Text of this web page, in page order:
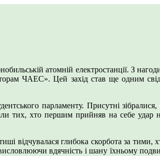
атомній електростанції. З
ЧАЕС». Цей захід став ще одним
парламенту. Присутні
тих, хто першим прийняв на себе удар
відчувалася глибока скорбота за тими,
вдячність і шану їхньому